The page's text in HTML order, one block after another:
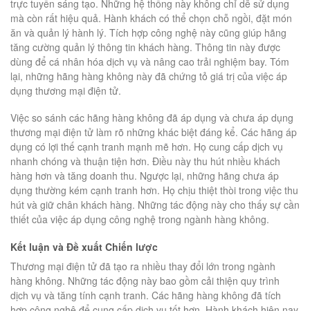
trực tuyến sáng tạo. Những hệ thống này không chỉ dễ sử dụng
mà còn rất hiệu quả. Hành khách có thể chọn chỗ ngồi, đặt món
ăn và quản lý hành lý. Tích hợp công nghệ này cũng giúp hãng
tăng cường quản lý thông tin khách hàng. Thông tin này được
dùng để cá nhân hóa dịch vụ và nâng cao trải nghiệm bay. Tóm
lại, những hãng hàng không này đã chứng tỏ giá trị của việc áp
dụng thương mại điện tử.
Việc so sánh các hãng hàng không đã áp dụng và chưa áp dụng
thương mại điện tử làm rõ những khác biệt đáng kể. Các hãng áp
dụng có lợi thế cạnh tranh mạnh mẽ hơn. Họ cung cấp dịch vụ
nhanh chóng và thuận tiện hơn. Điều này thu hút nhiều khách
hàng hơn và tăng doanh thu. Ngược lại, những hãng chưa áp
dụng thường kém cạnh tranh hơn. Họ chịu thiệt thòi trong việc thu
hút và giữ chân khách hàng. Những tác động này cho thấy sự cần
thiết của việc áp dụng công nghệ trong ngành hàng không.
Kết luận và Đề xuất Chiến lược
Thương mại điện tử đã tạo ra nhiều thay đổi lớn trong ngành
hàng không. Những tác động này bao gồm cải thiện quy trình
dịch vụ và tăng tính cạnh tranh. Các hãng hàng không đã tích